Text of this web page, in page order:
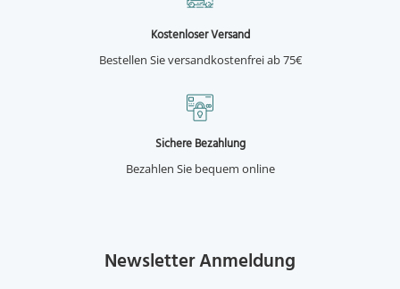
Kostenloser Versand
Bestellen Sie versandkostenfrei ab 75€
Sichere Bezahlung
Bezahlen Sie bequem online
Newsletter Anmeldung